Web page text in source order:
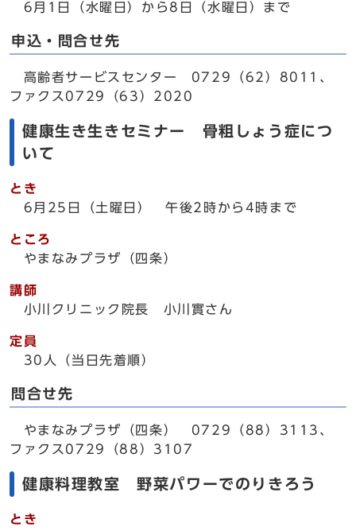
6月1日（水曜日）から8日（水曜日）まで
申込・問合せ先
高齢者サービスセンター 0729（62）8011、
ファクス0729（63）2020
健康生き生きセミナー 骨粗しょう症につ
いて
とき
6月25日（土曜日） 午後2時から4時まで
ところ
やまなみプラザ（四条）
講師
小川クリニック院長 小川實さん
定員
30人（当日先着順）
問合せ先
やまなみプラザ（四条） 0729（88）3113、
ファクス0729（88）3107
健康料理教室 野菜パワーでのりきろう
とき